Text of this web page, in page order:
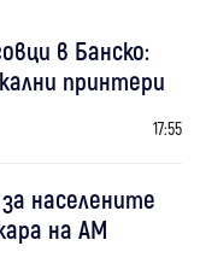
в Банско:
принтери
17:55
населените
на АМ